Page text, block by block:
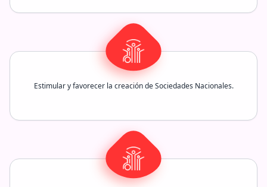
Estimular y favorecer la creación de Sociedades Nacionales.